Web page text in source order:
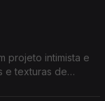
projeto intimista e
e texturas de